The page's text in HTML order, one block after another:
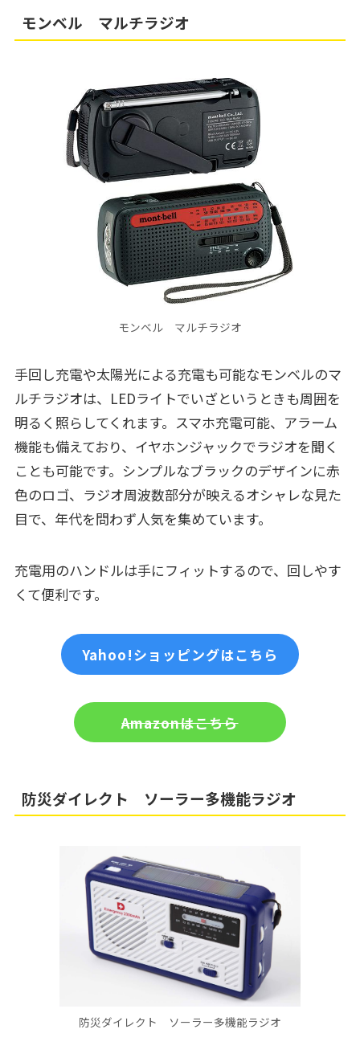
モンベル マルチラジオ
モンベル マルチラジオ
手回し充電や太陽光による充電も可能なモンベルのマ
ルチラジオは、LEDライトでいざというときも周囲を
明るく照らしてくれます。スマホ充電可能、アラーム
機能も備えており、イヤホンジャックでラジオを聞く
ことも可能です。シンプルなブラックのデザインに赤
色のロゴ、ラジオ周波数部分が映えるオシャレな見た
目で、年代を問わず人気を集めています。
充電用のハンドルは手にフィットするので、回しやす
くて便利です。
Yahoo!ショッピングはこちら
Amazonはこちら
防災ダイレクト ソーラー多機能ラジオ
防災ダイレクト ソーラー多機能ラジオ